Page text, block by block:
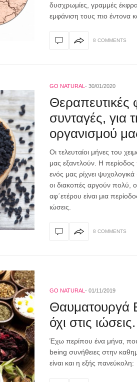
δυσχρωμίες, γραμμές
εμφάνιση τους πιο έντονα
8 COMMENTS
GO NATURAL 30/01/2020
Θεραπευτικές
συνταγές, για
οργανισμού
Οι τελευταίοι μήνες του
μας εξαντλούν. Η περίοδος
ενός μας ρίχνει
οι διακοπές αργούν πολύ,
αφ΄ετέρου είναι μια
ιώσεις.
8 COMMENTS
GO NATURAL 01/11/2019
Θαυματουργά
όχι στις ιώσεις.
Έχω περίπου ένα μήνα, που
being συνήθειες στην
είναι και η εξής πανεύκολη: